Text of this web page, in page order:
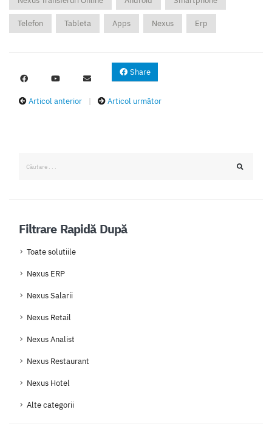
Telefon Tableta Apps Nexus Erp
Share
Articol anterior | Articol următor
Filtrare Rapidă După
Toate solutiile
Nexus ERP
Nexus Salarii
Nexus Retail
Nexus Analist
Nexus Restaurant
Nexus Hotel
Alte categorii